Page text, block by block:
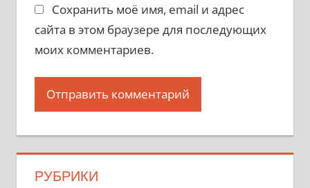
Сохранить моё имя, email и адрес
сайта в этом браузере для последующих
моих комментариев.
РУБРИКИ